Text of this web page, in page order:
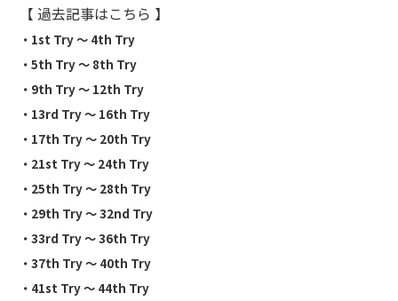
【 過去記事はこちら 】
・ 1st Try 〜 4th Try
・5th Try 〜 8th Try
・ 9th Try 〜 12th Try
・ 13rd Try 〜 16th Try
・ 17th Try 〜 20th Try
・ 21st Try 〜 24th Try
・ 25th Try 〜 28th Try
・29th Try 〜 32nd Try
・33rd Try 〜 36th Try
・37th Try 〜 40th Try
・ 41st Try 〜 44th Try